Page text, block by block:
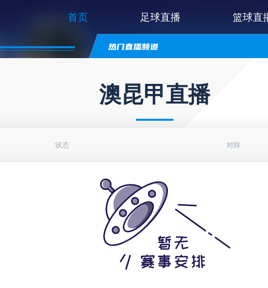
首页 足球直播 篮球直
澳昆甲直播
状态 对阵